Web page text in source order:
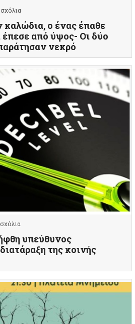
ο ένας έπαθε
έπεσε από ύψος- Οι δύο
νεκρό
υπεύθυνος
της κοινής